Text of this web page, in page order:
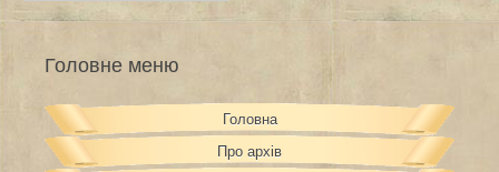
Головне меню
Головна
Про архів